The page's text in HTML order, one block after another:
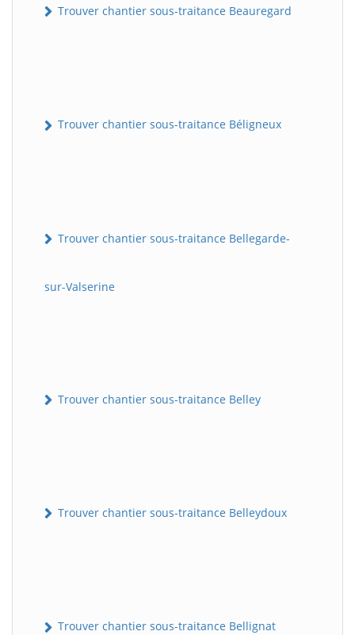
Trouver chantier sous-traitance Beauregard
Trouver chantier sous-traitance Béligneux
Trouver chantier sous-traitance Bellegarde-
sur-Valserine
Trouver chantier sous-traitance Belley
Trouver chantier sous-traitance Belleydoux
Trouver chantier sous-traitance Bellignat